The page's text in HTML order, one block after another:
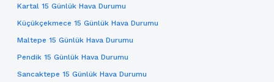
Kartal 15 Günlük Hava Durumu
Küçükçekmece 15 Günlük Hava Durumu
Maltepe 15 Günlük Hava Durumu
Pendik 15 Günlük Hava Durumu
Sancaktepe 15 Günlük Hava Durumu